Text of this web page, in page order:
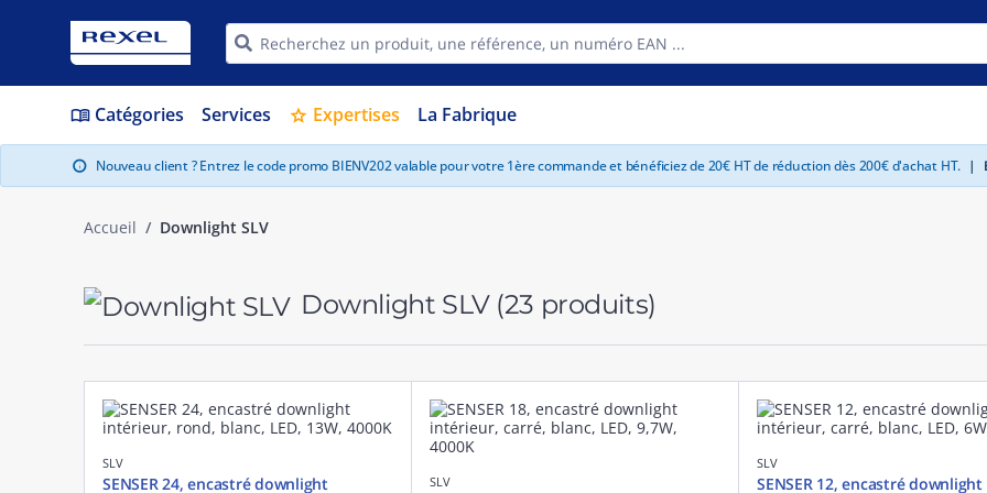
menu_book Catégories Services star Expertises La Fabrique
info Nouveau client ? Entrez le code promo BIENV202 valable pour votre 1ère commande et bénéficiez de 20€ HT de réduction dès 200€ d'achat HT. |
Accueil Downlight SLV
Downlight SLV (23 produits)
SLV
SENSER 24, encastré downlight
SLV
SLV
SENSER 12, encastré downlight